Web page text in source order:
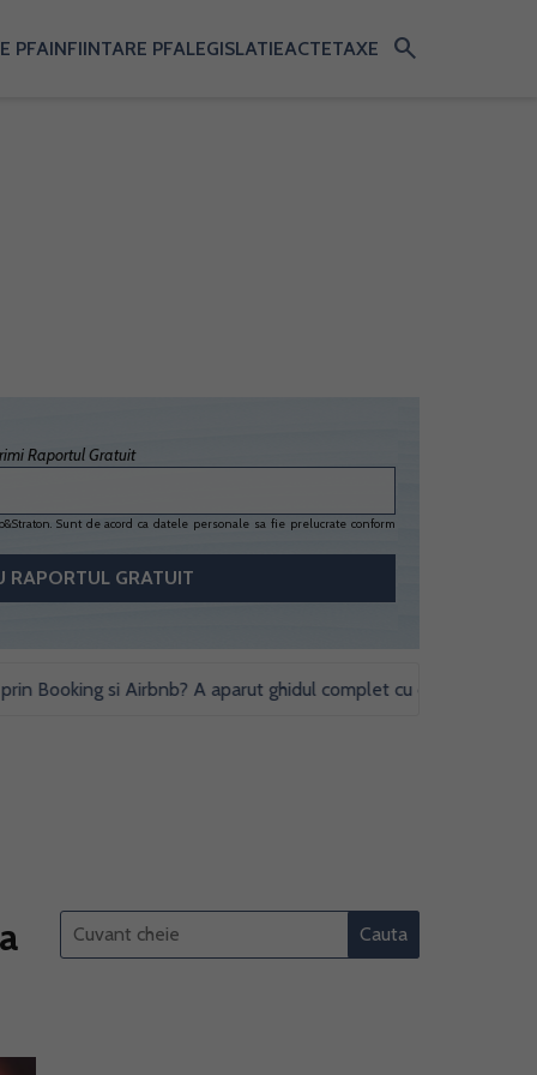
PFAINFIINTARE PFALEGISLATIEACTETAXE search
Raportul Gratuit
Sunt de acord ca datele personale sa fie prelucrate conform
si Airbnb? A aparut ghidul complet cu obligatii fiscale si